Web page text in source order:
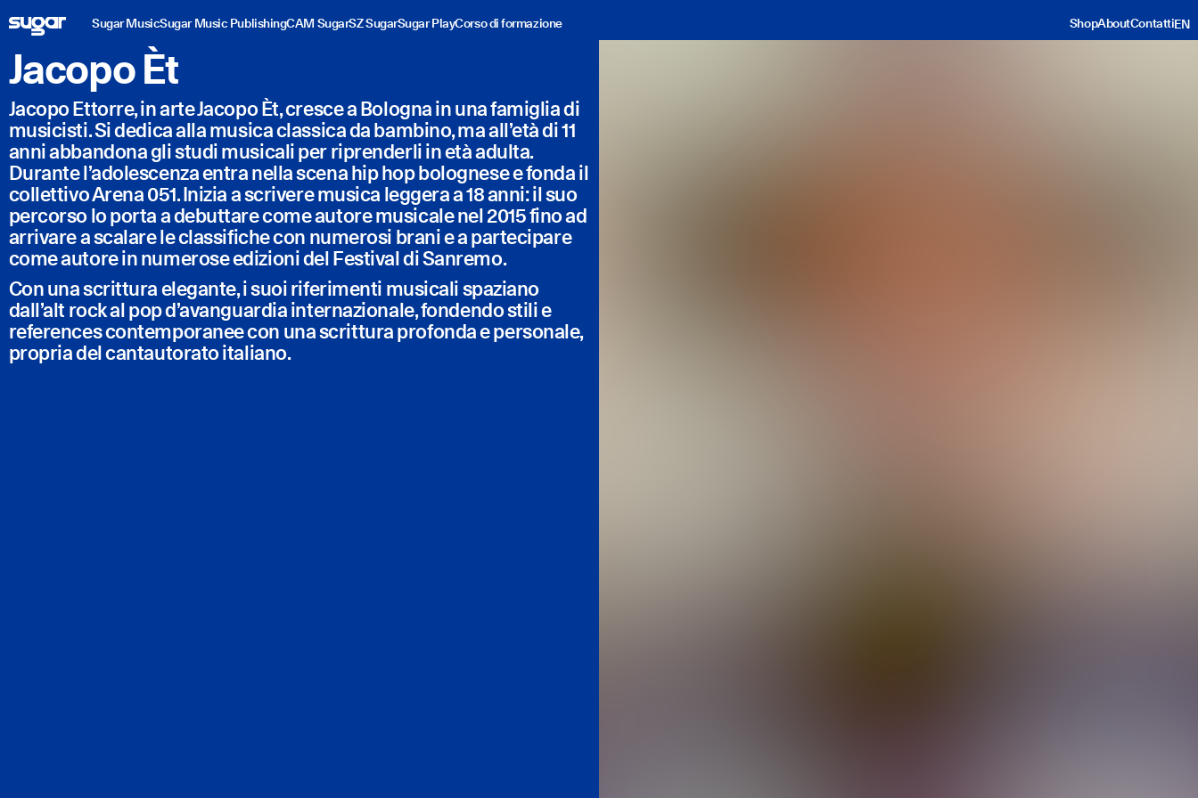
Sugar MusicSugar Music PublishingCAM SugarSZ SugarSugar PlayCorso di formazione ShopAboutContattiEN
Jacopo Èt
Jacopo Ettorre, in arte Jacopo Èt, cresce a Bologna in una famiglia di
musicisti. Si dedica alla musica classica da bambino, ma all’età di 11
anni abbandona gli studi musicali per riprenderli in età adulta.
Durante l’adolescenza entra nella scena hip hop bolognese e fonda il
collettivo Arena 051. Inizia a scrivere musica leggera a 18 anni: il suo
percorso lo porta a debuttare come autore musicale nel 2015 fino ad
arrivare a scalare le classifiche con numerosi brani e a partecipare
come autore in numerose edizioni del Festival di Sanremo.
Con una scrittura elegante, i suoi riferimenti musicali spaziano
dall’alt rock al pop d’avanguardia internazionale, fondendo stili e
references contemporanee con una scrittura profonda e personale,
propria del cantautorato italiano.